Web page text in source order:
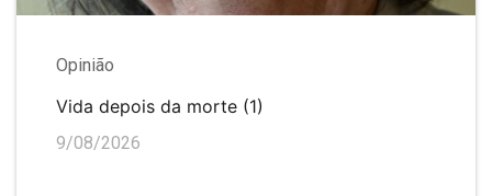
Opinião
Vida depois da morte (1)
9/08/2026